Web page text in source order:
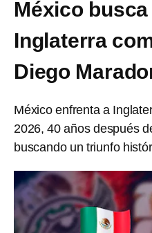
México
Inglaterra
Diego
México enfrenta a
2026, 40 años después
buscando un triunfo